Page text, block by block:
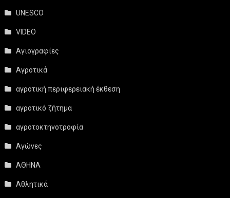
UNESCO
VIDEO
Αγιογραφίες
Αγροτικά
αγροτική περιφερειακή έκθεση
αγροτικό ζήτημα
αγροτοκτηνοτροφία
Αγώνες
ΑΘΗΝΑ
Αθλητικά